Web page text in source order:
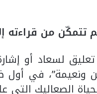
تتمكّن من قراءته
لسعاد أو
الصعاليك التي